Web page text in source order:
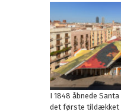
I 1848 åbnede
det første tildækket